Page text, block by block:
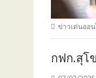
ข่าวเด่นออ
กฟก.สุโ